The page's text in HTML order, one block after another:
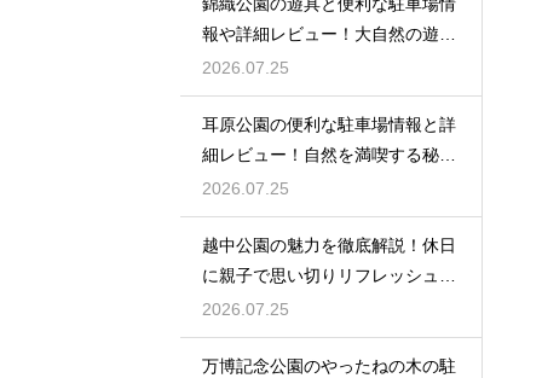
錦織公園の遊具と便利な駐車場情
報や詳細レビュー！大自然の遊び
場
2026.07.25
耳原公園の便利な駐車場情報と詳
細レビュー！自然を満喫する秘訣
を
2026.07.25
越中公園の魅力を徹底解説！休日
に親子で思い切りリフレッシュす
る
2026.07.25
万博記念公園のやったねの木の駐